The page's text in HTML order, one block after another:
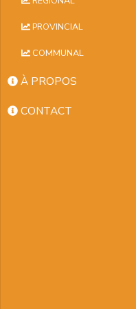
PROVINCIAL
COMMUNAL
À PROPOS
CONTACT